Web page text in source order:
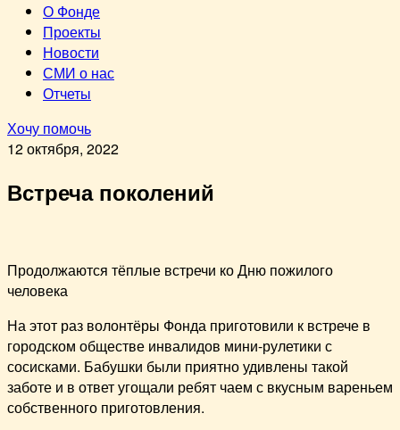
О Фонде
Проекты
Новости
СМИ о нас
Отчеты
Хочу помочь
12 октября, 2022
Встреча поколений
Продолжаются тёплые встречи ко Дню пожилого
человека
На этот раз волонтёры Фонда приготовили к встрече в
городском обществе инвалидов мини-рулетики с
сосисками. Бабушки были приятно удивлены такой
заботе и в ответ угощали ребят чаем с вкусным вареньем
собственного приготовления.